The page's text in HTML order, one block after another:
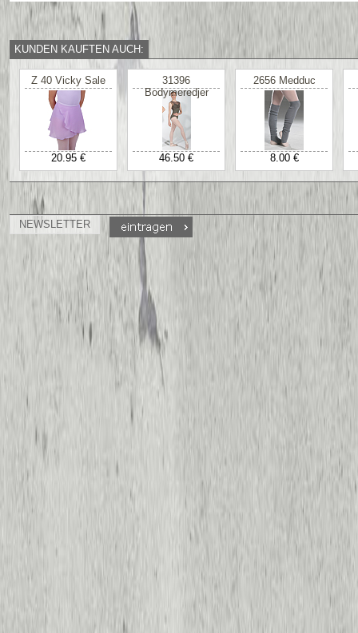
KUNDEN KAUFTEN AUCH:
Z 40 Vicky Sale
20.95 €
31396
Bodymeredjer
46.50 €
2656 Medduc
8.00 €
NEWSLETTER